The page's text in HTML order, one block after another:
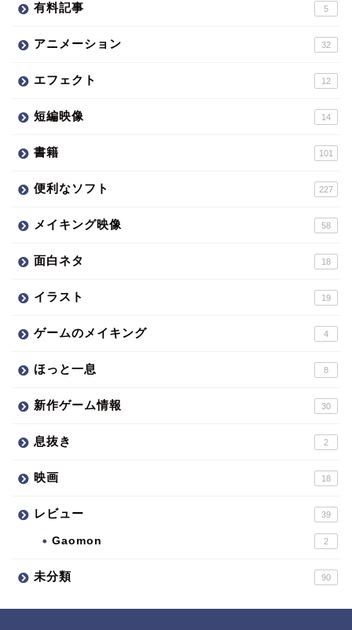
有料記事 5
アニメーション 32
エフェクト 12
短編映像 14
書籍 101
便利なソフト 227
メイキング映像 58
面白ネタ 18
イラスト 19
ゲームのメイキング 4
ほっと一息 8
新作ゲーム情報 30
息抜き 2
映画 18
レビュー 39
Gaomon 2
未分類 90